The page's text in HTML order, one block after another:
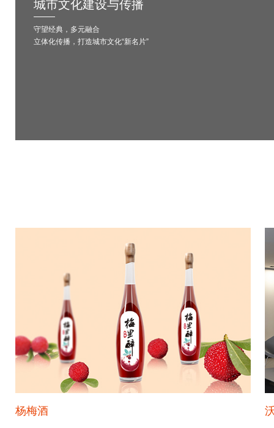
城市文化建设与传播
守望经典，多元融合
立体化传播，打造城市文化“新名片”
杨梅酒